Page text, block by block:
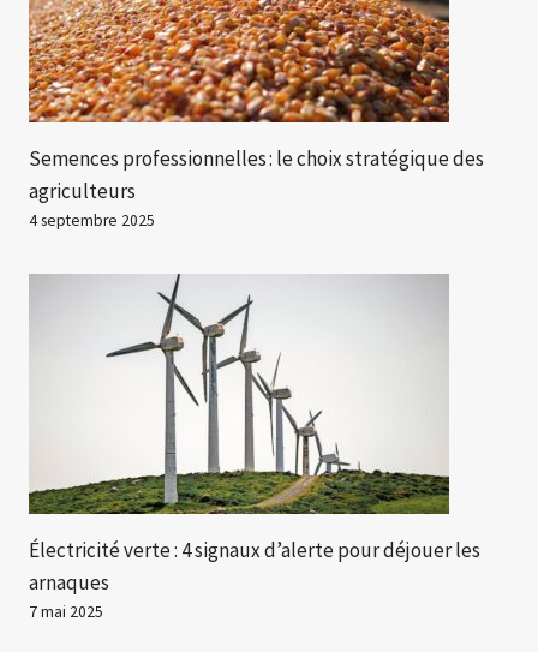
Semences professionnelles : le choix stratégique des
agriculteurs
4 septembre 2025
Électricité verte : 4 signaux d’alerte pour déjouer les
arnaques
7 mai 2025